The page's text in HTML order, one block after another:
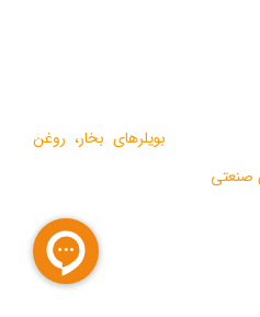
بویلرهای بخار، روغن
صنعتی
نشان استاندارد ملی، گواهی ثبت
فوری صنعتی و تولید ده ها مدل از
با ارائه ” خدمات نوين به همراه